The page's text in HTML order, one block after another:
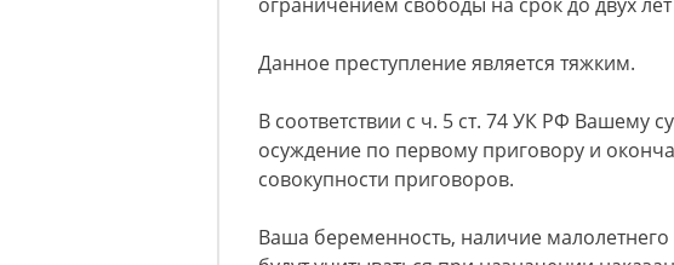
Данное преступление является тяжким.
В соответствии с ч. 5 ст. 74 УК РФ Вашему
осуждение по первому приговору и
совокупности приговоров.
Ваша беременность, наличие